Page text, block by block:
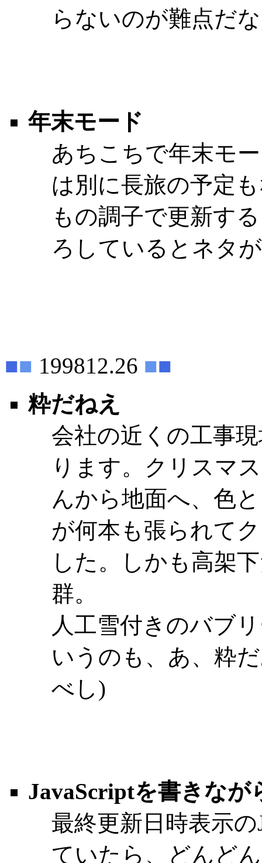
らないのが難点だ
年末モード
あちこちで年末モ
は別に長旅の予定
もの調子で更新す
ろしているとネタ
■■ 199812.26 ■■
粋だねえ
会社の近くの工事
ります。クリスマ
んから地面へ、色
が何本も張られて
した。しかも高架
群。
人工雪付きのバブ
いうのも、あ、粋
べし)
JavaScriptを書きなが
最終更新日時表示
ていたら、どんど